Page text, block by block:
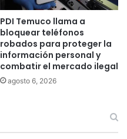
PDI Temuco llama a
bloquear teléfonos
robados para proteger la
información personal y
combatir el mercado ilegal
agosto 6, 2026